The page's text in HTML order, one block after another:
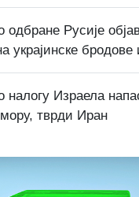
одбране Русије
украјинске бродове
налогу Израела
тврди Иран